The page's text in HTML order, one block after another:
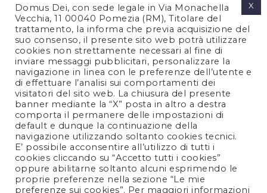
PRIVACY POLICY
COOKIES POLICY
NOTE LEGALI
CONTATTACI
FOLLOW US
Domus Dei, con sede legale in Via Monachella
Vecchia, 11 00040 Pomezia (RM), Titolare del
trattamento, la informa che previa acquisizione del
suo consenso, il presente sito web potrà utilizzare
cookies non strettamente necessari al fine di
inviare messaggi pubblicitari, personalizzare la
navigazione in linea con le preferenze dell’utente e
di effettuare l’analisi sui comportamenti dei
visitatori del sito web. La chiusura del presente
banner mediante la “X” posta in altro a destra
comporta il permanere delle impostazioni di
default e dunque la continuazione della
navigazione utilizzando soltanto cookies tecnici.
E’ possibile acconsentire all’utilizzo di tutti i
cookies cliccando su “Accetto tutti i cookies”
oppure abilitarne soltanto alcuni esprimendo le
proprie preferenze nella sezione “Le mie
preferenze sui cookies”. Per maggiori informazioni
X